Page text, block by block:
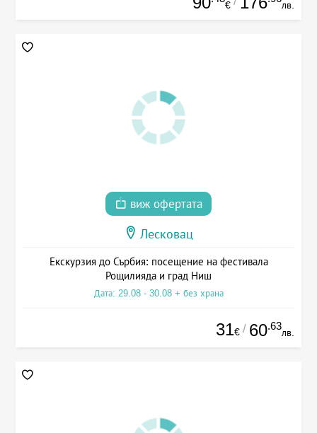
€ лв.
виж офертата
Лесковац
Екскурзия до Сърбия: посещение на фестивала
Рощилияда и град Ниш
Дата: 29.08 - 30.08 + без храна
31€ / 60.63
лв.